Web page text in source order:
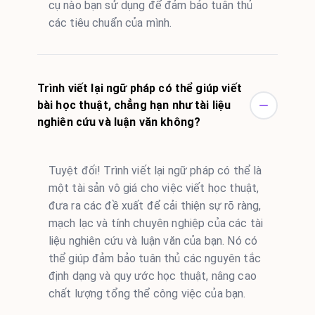
cụ nào bạn sử dụng để đảm bảo tuân thủ
các tiêu chuẩn của mình.
Trình viết lại ngữ pháp có thể giúp viết
bài học thuật, chẳng hạn như tài liệu
nghiên cứu và luận văn không?
Tuyệt đối! Trình viết lại ngữ pháp có thể là
một tài sản vô giá cho việc viết học thuật,
đưa ra các đề xuất để cải thiện sự rõ ràng,
mạch lạc và tính chuyên nghiệp của các tài
liệu nghiên cứu và luận văn của bạn. Nó có
thể giúp đảm bảo tuân thủ các nguyên tắc
định dạng và quy ước học thuật, nâng cao
chất lượng tổng thể công việc của bạn.